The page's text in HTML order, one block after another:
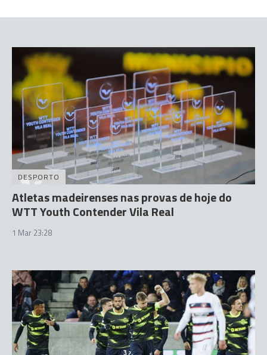
DESPORTO
Atletas madeirenses nas provas de hoje do
WTT Youth Contender Vila Real
1 Mar 23:28